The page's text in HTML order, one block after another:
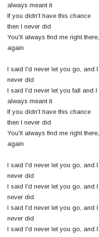
always meant it
If you didn't have this chance
then I never did
You'll always find me right there,
again
I said I'd never let you go, and I
never did
I said I'd never let you fall and I
always meant it
If you didn't have this chance
then I never did
You'll always find me right there,
again
I said I'd never let you go, and I
never did
I said I'd never let you go, and I
never did
I said I'd never let you go, and I
never did
I said I'd never let you go, and I